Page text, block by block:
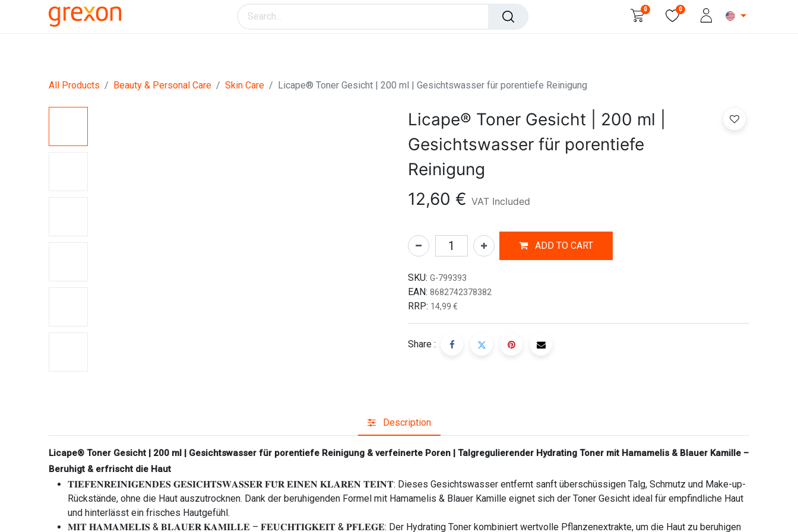
0 0
All Products Beauty & Personal Care Skin Care Licape® Toner Gesicht | 200 ml | Gesichtswasser für porentiefe Reinigung
Licape® Toner Gesicht | 200 ml |
Gesichtswasser für porentiefe
Reinigung
12,60 € VAT Included
ADD TO CART
SKU: G-799393
EAN: 8682742378382
RRP: 14,99 €
Share :
Description
Licape® Toner Gesicht | 200 ml | Gesichtswasser für porentiefe Reinigung & verfeinerte Poren | Talgregulierender Hydrating Toner mit Hamamelis & Blauer Kamille –
Beruhigt & erfrischt die Haut
𝐓𝐈𝐄𝐅𝐄𝐍𝐑𝐄𝐈𝐍𝐈𝐆𝐄𝐍𝐃𝐄𝐒 𝐆𝐄𝐒𝐈𝐂𝐇𝐓𝐒𝐖𝐀𝐒𝐒𝐄𝐑 𝐅𝐔̈𝐑 𝐄𝐈𝐍𝐄𝐍 𝐊𝐋𝐀𝐑𝐄𝐍 𝐓𝐄𝐈𝐍𝐓: Dieses Gesichtswasser entfernt sanft überschüssigen Talg, Schmutz und Make-up-
Rückstände, ohne die Haut auszutrocknen. Dank der beruhigenden Formel mit Hamamelis & Blauer Kamille eignet sich der Toner Gesicht ideal für empfindliche Haut
und hinterlässt ein frisches Hautgefühl.
𝐌𝐈𝐓 𝐇𝐀𝐌𝐀𝐌𝐄𝐋𝐈𝐒 & 𝐁𝐋𝐀𝐔𝐄𝐑 𝐊𝐀𝐌𝐈𝐋𝐋𝐄 – 𝐅𝐄𝐔𝐂𝐇𝐓𝐈𝐆𝐊𝐄𝐈𝐓 & 𝐏𝐅𝐋𝐄𝐆𝐄: Der Hydrating Toner kombiniert wertvolle Pflanzenextrakte, um die Haut zu beruhigen